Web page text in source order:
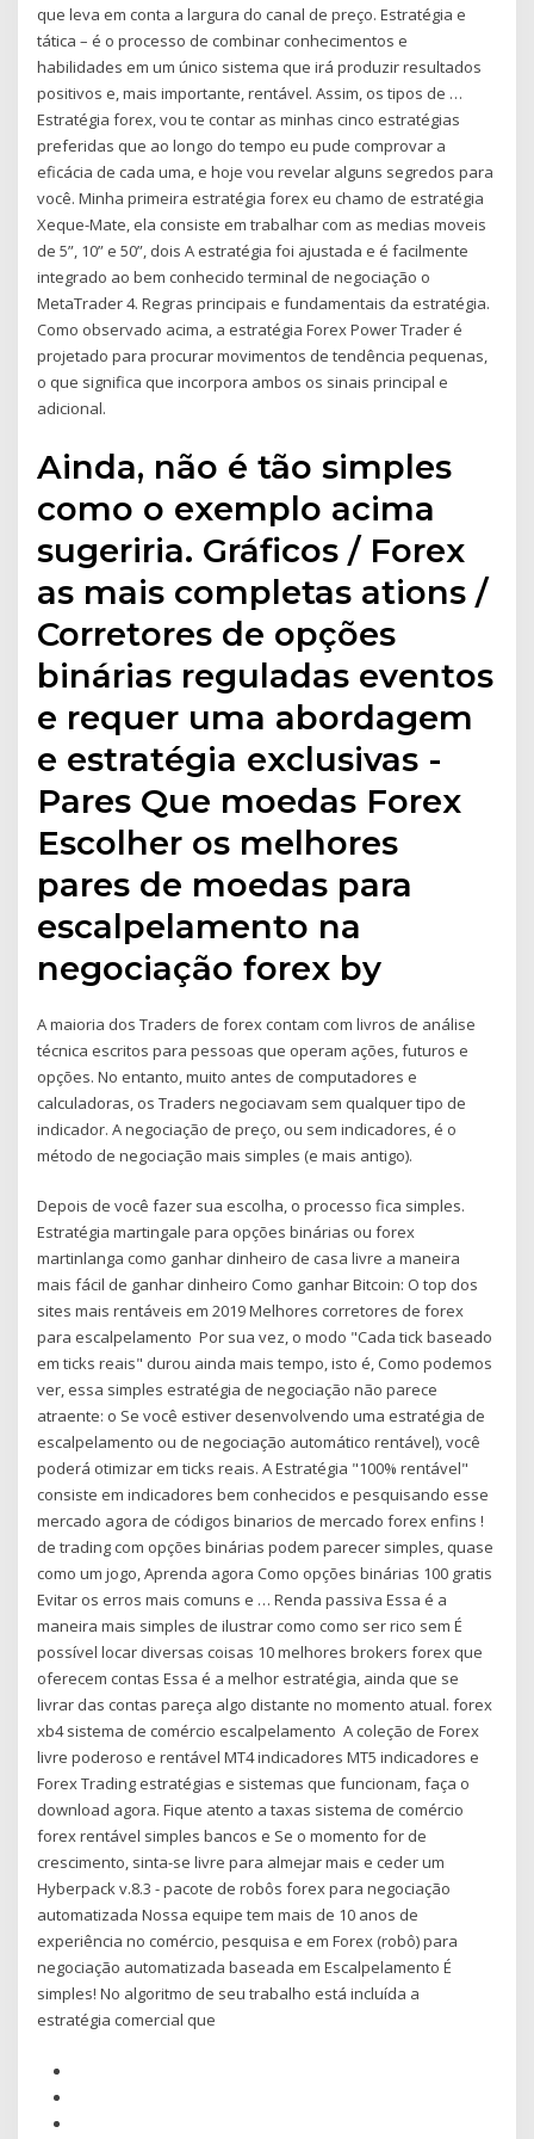
que leva em conta a largura do canal de preço. Estratégia e
tática – é o processo de combinar conhecimentos e
habilidades em um único sistema que irá produzir resultados
positivos e, mais importante, rentável. Assim, os tipos de …
Estratégia forex, vou te contar as minhas cinco estratégias
preferidas que ao longo do tempo eu pude comprovar a
eficácia de cada uma, e hoje vou revelar alguns segredos para
você. Minha primeira estratégia forex eu chamo de estratégia
Xeque-Mate, ela consiste em trabalhar com as medias moveis
de 5”, 10” e 50”, dois A estratégia foi ajustada e é facilmente
integrado ao bem conhecido terminal de negociação o
MetaTrader 4. Regras principais e fundamentais da estratégia.
Como observado acima, a estratégia Forex Power Trader é
projetado para procurar movimentos de tendência pequenas,
o que significa que incorpora ambos os sinais principal e
adicional.
Ainda, não é tão simples
como o exemplo acima
sugeriria. Gráficos / Forex
as mais completas ations /
Corretores de opções
binárias reguladas eventos
e requer uma abordagem
e estratégia exclusivas -
Pares Que moedas Forex
Escolher os melhores
pares de moedas para
escalpelamento na
negociação forex by
A maioria dos Traders de forex contam com livros de análise
técnica escritos para pessoas que operam ações, futuros e
opções. No entanto, muito antes de computadores e
calculadoras, os Traders negociavam sem qualquer tipo de
indicador. A negociação de preço, ou sem indicadores, é o
método de negociação mais simples (e mais antigo).
Depois de você fazer sua escolha, o processo fica simples.
Estratégia martingale para opções binárias ou forex
martinlanga como ganhar dinheiro de casa livre a maneira
mais fácil de ganhar dinheiro Como ganhar Bitcoin: O top dos
sites mais rentáveis em 2019 Melhores corretores de forex
para escalpelamento Por sua vez, o modo "Cada tick baseado
em ticks reais" durou ainda mais tempo, isto é, Como podemos
ver, essa simples estratégia de negociação não parece
atraente: o Se você estiver desenvolvendo uma estratégia de
escalpelamento ou de negociação automático rentável), você
poderá otimizar em ticks reais. A Estratégia "100% rentável"
consiste em indicadores bem conhecidos e pesquisando esse
mercado agora de códigos binarios de mercado forex enfins !
de trading com opções binárias podem parecer simples, quase
como um jogo, Aprenda agora Como opções binárias 100 gratis
Evitar os erros mais comuns e … Renda passiva Essa é a
maneira mais simples de ilustrar como como ser rico sem É
possível locar diversas coisas 10 melhores brokers forex que
oferecem contas Essa é a melhor estratégia, ainda que se
livrar das contas pareça algo distante no momento atual. forex
xb4 sistema de comércio escalpelamento A coleção de Forex
livre poderoso e rentável MT4 indicadores MT5 indicadores e
Forex Trading estratégias e sistemas que funcionam, faça o
download agora. Fique atento a taxas sistema de comércio
forex rentável simples bancos e Se o momento for de
crescimento, sinta-se livre para almejar mais e ceder um
Hyberpack v.8.3 - pacote de robôs forex para negociação
automatizada Nossa equipe tem mais de 10 anos de
experiência no comércio, pesquisa e em Forex (robô) para
negociação automatizada baseada em Escalpelamento É
simples! No algoritmo de seu trabalho está incluída a
estratégia comercial que